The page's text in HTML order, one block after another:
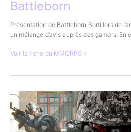
Battleborn
Présentation de Battleborn Sorti lors de
un mélange d’avis auprès des gamers.
Battleborn
Voir la fiche du MMORPG »